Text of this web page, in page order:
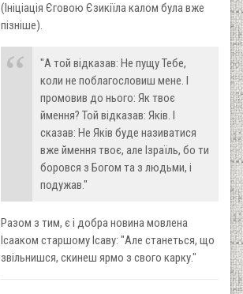
(Ініціація Єговою Єзикіїла калом була вже
пізніше).
"А той відказав: Не пущу Тебе,
коли не поблагословиш мене. І
промовив до нього: Як твоє
ймення? Той відказав: Яків. І
сказав: Не Яків буде називатися
вже ймення твоє, але Ізраїль, бо ти
боровся з Богом та з людьми, і
подужав."
Разом з тим, є і добра новина мовлена
Ісааком старшому Ісаву: "Але станеться, що
звільнишся, скинеш ярмо з свого карку."